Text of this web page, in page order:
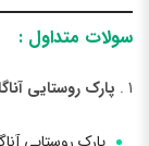
سولات متداول :
1 . پارک روستایی